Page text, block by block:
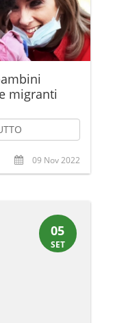
migranti
09 Nov 2022
05
SET